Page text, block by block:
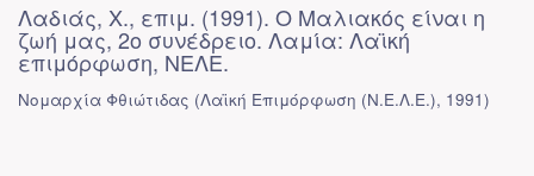
Λαδιάς, Χ., επιμ. (1991). Ο Μαλιακός είναι η
ζωή μας, 2ο συνέδρειο. Λαμία: Λαϊκή
επιμόρφωση, ΝΕΛΕ.
Νομαρχία Φθιώτιδας (Λαϊκή Επιμόρφωση (Ν.Ε.Λ.Ε.), 1991)